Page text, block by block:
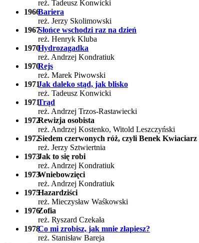
reż. Tadeusz Konwicki
1966Bariera
reż. Jerzy Skolimowski
1967Słońce wschodzi raz na dzień
reż. Henryk Kluba
1970Hydrozagadka
reż. Andrzej Kondratiuk
1970Rejs
reż. Marek Piwowski
1971Jak daleko stąd, jak blisko
reż. Tadeusz Konwicki
1971Trąd
reż. Andrzej Trzos-Rastawiecki
1972Rewizja osobista
reż. Andrzej Kostenko, Witold Leszczyński
1972Siedem czerwonych róż, czyli Benek Kwiaciarz
reż. Jerzy Sztwiertnia
1973Jak to się robi
reż. Andrzej Kondratiuk
1973Wniebowzięci
reż. Andrzej Kondratiuk
1975Hazardziści
reż. Mieczysław Waśkowski
1976Zofia
reż. Ryszard Czekała
1978Co mi zrobisz, jak mnie złapiesz?
reż. Stanisław Bareja